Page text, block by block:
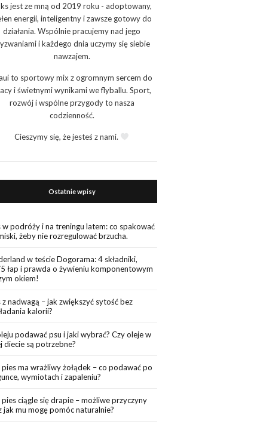
jest ze mną od 2019 roku - adoptowany,
energii, inteligentny i zawsze gotowy do
działania. Wspólnie pracujemy nad jego
i każdego dnia uczymy się siebie
nawzajem.
to sportowy mix z ogromnym sercem do
i świetnymi wynikami we flyballu. Sport,
rozwój i wspólne przygody to nasza
codzienność.
Cieszymy się, że jesteś z nami.
Ostatnie wpisy
w podróży i na treningu latem: co spakować
żeby nie rozregulować brzucha.
w teście Dogorama: 4 składniki,
łap i prawda o żywieniu komponentowym
okiem!
z nadwagą – jak zwiększyć sytość bez
kalorii?
podawać psu i jaki wybrać? Czy oleje w
diecie są potrzebne?
ma wrażliwy żołądek – co podawać po
wymiotach i zapaleniu?
ciągle się drapie – możliwe przyczyny
jak mu mogę pomóc naturalnie?